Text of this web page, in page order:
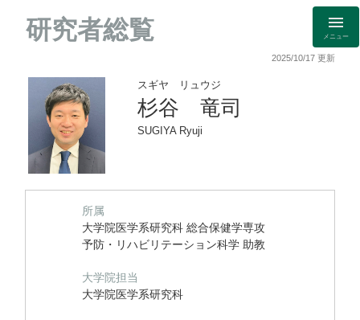
研究者総覧 メニュー
2025/10/17 更新
スギヤ リュウジ
杉谷 竜司
SUGIYA Ryuji
所属
大学院医学系研究科 総合保健学専攻
予防・リハビリテーション科学 助教
大学院担当
大学院医学系研究科